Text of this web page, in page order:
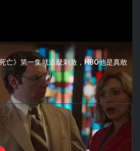
亡》第一集就這麼刺激，HBO他是真敢